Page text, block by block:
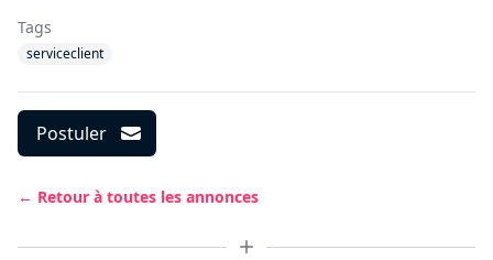
Tags
serviceclient
Postuler
← Retour à toutes les annonces